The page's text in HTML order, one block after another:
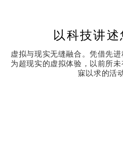
以科技讲
虚拟与现实无缝融合。凭借先
为超现实的虚拟体验，以前所
寐以求的活